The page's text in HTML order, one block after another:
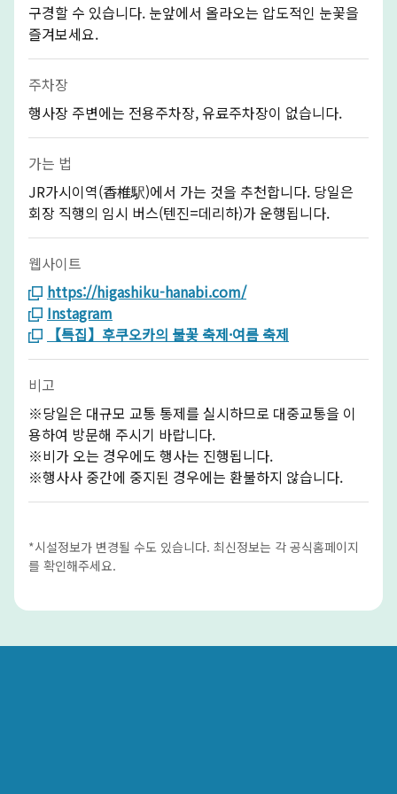
구경할 수 있습니다. 눈앞에서 올라오는 압도적인 눈꽃을
즐겨보세요.
주차장
행사장 주변에는 전용주차장, 유료주차장이 없습니다.
가는 법
JR가시이역(香椎駅)에서 가는 것을 추천합니다. 당일은
회장 직행의 임시 버스(텐진=데리하)가 운행됩니다.
웹사이트
https://higashiku-hanabi.com/
Instagram
【특집】후쿠오카의 불꽃 축제·여름 축제
비고
※당일은 대규모 교통 통제를 실시하므로 대중교통을 이
용하여 방문해 주시기 바랍니다.
※비가 오는 경우에도 행사는 진행됩니다.
※행사사 중간에 중지된 경우에는 환불하지 않습니다.
*시설정보가 변경될 수도 있습니다. 최신정보는 각 공식홈페이지
를 확인해주세요.